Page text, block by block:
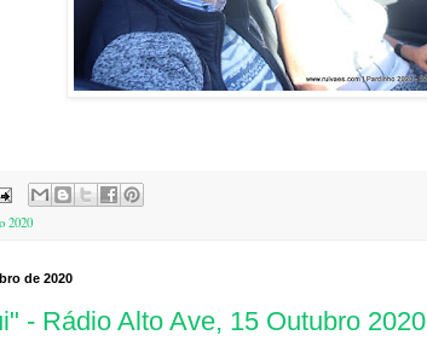
2020
de 2020
- Rádio Alto Ave, 15 Outubro 2020